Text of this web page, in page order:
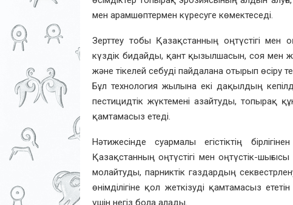
мен арамшөптермен күресуге көмектеседі.
Зерттеу тобы Қазақстанның оңтүстігі мен
күздік бидайды, қант қызылшасын, соя мен
және тікелей себуді пайдалана отырып өсіру
Бұл технология жылына екі дақылдың
пестицидтік жүктемені азайтуды, топырақ
қамтамасыз етеді.
Нәтижесінде суармалы егістіктің
Қазақстанның оңтүстігі мен оңтүстік-
молайтуды, парниктік газдардың
өнімділігіне қол жеткізуді қамтамасыз
үшін негіз бола алады.